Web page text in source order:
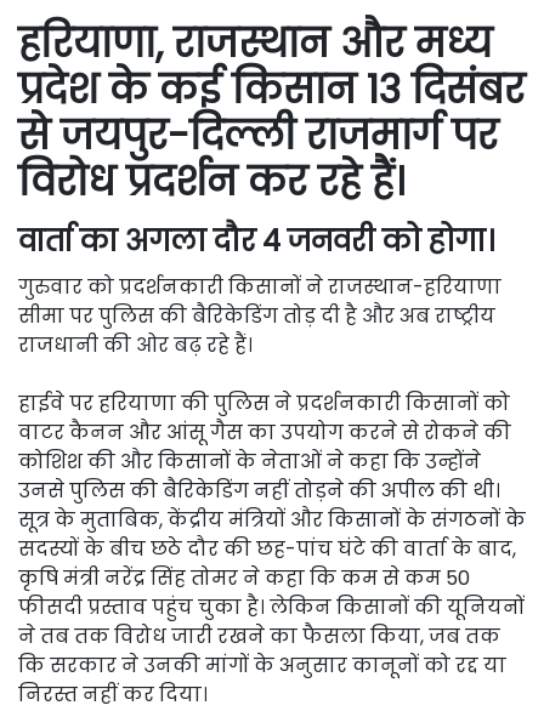
हरियाणा, राजस्थान और मध्य
प्रदेश के कई किसान 13 दिसंबर
से जयपुर-दिल्ली राजमार्ग पर
विरोध प्रदर्शन कर रहे हैं।
वार्ता का अगला दौर 4 जनवरी को होगा।
गुरुवार को प्रदर्शनकारी किसानों ने राजस्थान-हरियाणा
सीमा पर पुलिस की बैरिकेडिंग तोड़ दी है और अब राष्ट्रीय
राजधानी की ओर बढ़ रहे हैं।
हाईवे पर हरियाणा की पुलिस ने प्रदर्शनकारी किसानों को
वाटर कैनन और आंसू गैस का उपयोग करने से रोकने की
कोशिश की और किसानों के नेताओं ने कहा कि उन्होंने
उनसे पुलिस की बैरिकेडिंग नहीं तोड़ने की अपील की थी।
सूत्र के मुताबिक, केंद्रीय मंत्रियों और किसानों के संगठनों के
सदस्यों के बीच छठे दौर की छह-पांच घंटे की वार्ता के बाद,
कृषि मंत्री नरेंद्र सिंह तोमर ने कहा कि कम से कम 50
फीसदी प्रस्ताव पहुंच चुका है। लेकिन किसानों की यूनियनों
ने तब तक विरोध जारी रखने का फैसला किया, जब तक
कि सरकार ने उनकी मांगों के अनुसार कानूनों को रद्द या
निरस्त नहीं कर दिया।